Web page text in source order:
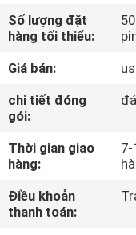
VỀ
CHÚNG
TÔI
THAM
QUAN
NHÀ
MÁY
Số lượng đặt
hàng tối thiểu:
Giá bán:
chi tiết đóng
gói:
Thời gian giao
hàng:
Điều khoản
thanh toán: